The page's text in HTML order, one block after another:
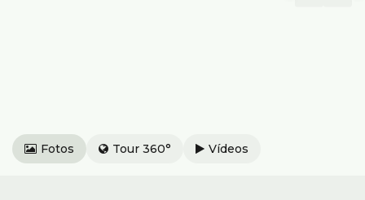
Fotos Tour 360° Vídeos